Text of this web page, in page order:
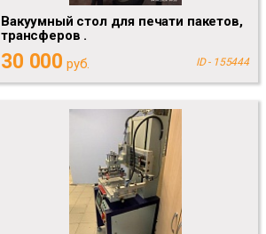
Вакуумный стол для печати пакетов,
трансферов .
30 000 руб. ID - 155444